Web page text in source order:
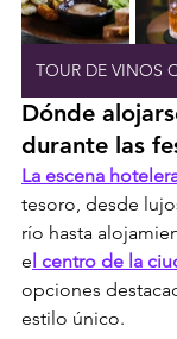
Dónde
durante las
La escena
tesoro, desde
río hasta
el centro de la
opciones
estilo único.